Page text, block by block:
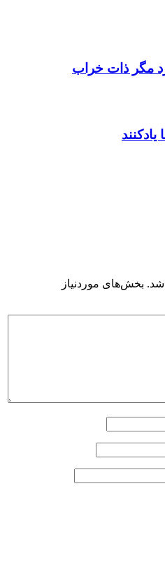
مگر ذات خراب
شد. بخش‌های موردنیاز